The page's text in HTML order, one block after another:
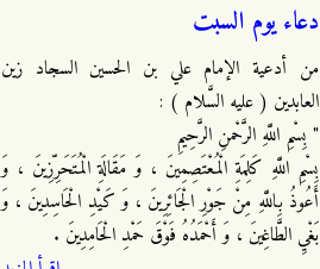
دعاء يوم السبت
من أدعية الإمام علي بن الحسين السجاد زين
العابدين ( عليه السَّلام ) :
" بِسْمِ اللَّهِ الرَّحْمنِ الرَّحِيمِ
بِسْمِ اللَّهِ كَلِمَةِ الْمُعْتَصِمِينَ ، وَ مَقَالَةِ الْمُتَحَرِّزِينَ ، وَ
أَعُوذُ بِاللَّهِ مِنْ جَوْرِ الْجَائِرِينَ ، وَ كَيْدِ الْحَاسِدِينَ ، وَ
بَغْيِ الطَّاغِينَ ، وَ أَحْمَدُهُ فَوْقَ حَمْدِ الْحَامِدِينَ .